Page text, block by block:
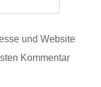
und Website
Kommentar